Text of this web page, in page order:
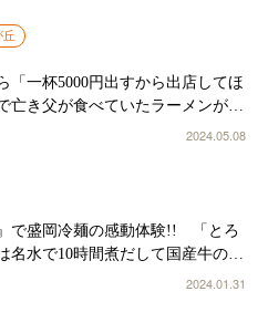
「一杯5000円出すから出店してほ
亡き父が食べていたラーメンがベ
Ramen 夢にでてきた中華そば』
2024.05.08
』で盛岡冷麺の感動体験!! 「とろ
名水で10時間煮だして国産牛の旨
2024.01.31